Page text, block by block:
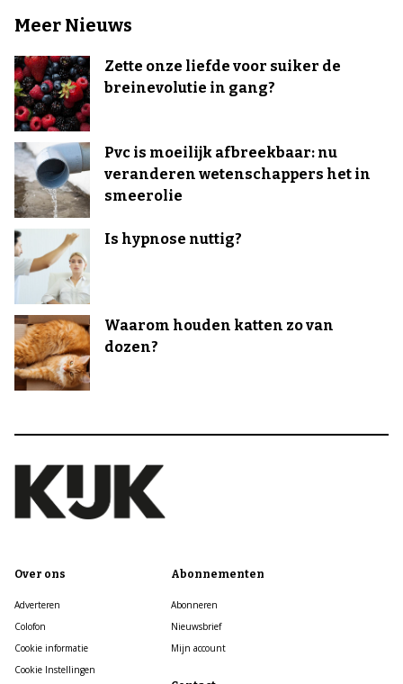
Meer Nieuws
Zette onze liefde voor suiker de
breinevolutie in gang?
Pvc is moeilijk afbreekbaar: nu
veranderen wetenschappers het in
smeerolie
Is hypnose nuttig?
Waarom houden katten zo van
dozen?
Over ons
Adverteren
Colofon
Cookie informatie
Cookie Instellingen
Abonnementen
Abonneren
Nieuwsbrief
Mijn account